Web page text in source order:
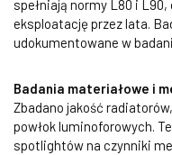
spełniają normy L80 i
eksploatację przez lata.
udokumentowane w
Badania materiałowe i
Zbadano jakość
powłok luminoforowych.
spotlightów na czynniki